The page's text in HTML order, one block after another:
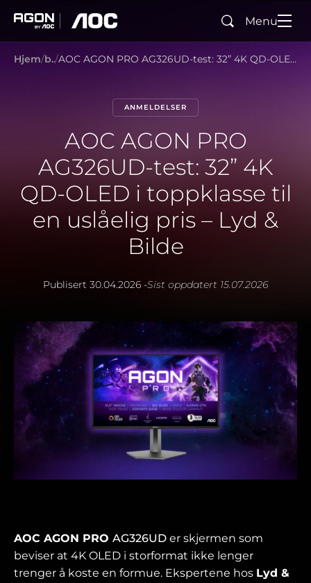
agon aoc
Søk Menu
Hjem blog AOC AGON PRO AG326UD-test: 32” 4K QD-OLED i toppklasse til en uslåelig pris – Lyd & Bilde
AOC AGON PRO
AG326UD-test: 32” 4K
QD-OLED i toppklasse til
en uslåelig pris – Lyd &
Bilde
ANMELDELSER
Publisert 30.04.2026 -Sist oppdatert 15.07.2026
AOC AGON PRO AG326UD er skjermen som
beviser at 4K OLED i storformat ikke lenger
trenger å koste en formue. Ekspertene hos Lyd &